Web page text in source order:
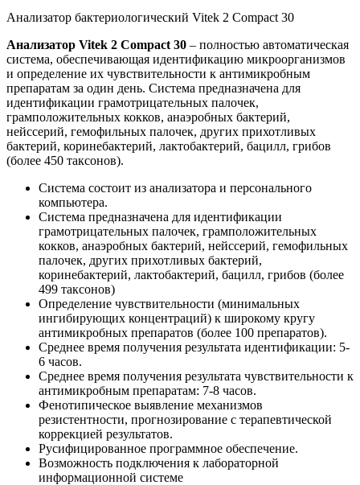
Анализатор бактериологический Vitek 2 Compact 30
Анализатор Vitek 2 Compact 30 – полностью автоматическая
система, обеспечивающая идентификацию микроорганизмов
и определение их чувствительности к антимикробным
препаратам за один день. Система предназначена для
идентификации грамотрицательных палочек,
грамположительных кокков, анаэробных бактерий,
нейссерий, гемофильных палочек, других прихотливых
бактерий, коринебактерий, лактобактерий, бацилл, грибов
(более 450 таксонов).
Система состоит из анализатора и персонального
компьютера.
Система предназначена для идентификации
грамотрицательных палочек, грамположительных
кокков, анаэробных бактерий, нейссерий, гемофильных
палочек, других прихотливых бактерий,
коринебактерий, лактобактерий, бацилл, грибов (более
499 таксонов)
Определение чувствительности (минимальных
ингибирующих концентраций) к широкому кругу
антимикробных препаратов (более 100 препаратов).
Среднее время получения результата идентификации: 5-
6 часов.
Среднее время получения результата чувствительности к
антимикробным препаратам: 7-8 часов.
Фенотипическое выявление механизмов
резистентности, прогнозирование с терапевтической
коррекцией результатов.
Русифицированное программное обеспечение.
Возможность подключения к лабораторной
информационной системе